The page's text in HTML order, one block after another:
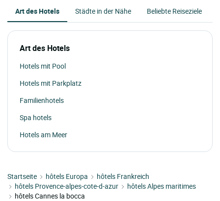
Art des Hotels Städte in der Nähe Beliebte Reiseziele
Art des Hotels
Hotels mit Pool
Hotels mit Parkplatz
Familienhotels
Spa hotels
Hotels am Meer
Startseite hôtels Europa
hôtels Frankreich
hôtels Provence-alpes-cote-d-azur
hôtels Alpes maritimes
hôtels Cannes la bocca